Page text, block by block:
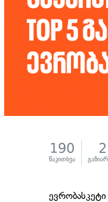
190
წაკითხვა
2